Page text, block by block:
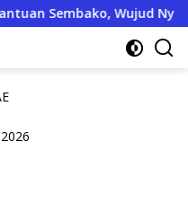
Wujud Nyata